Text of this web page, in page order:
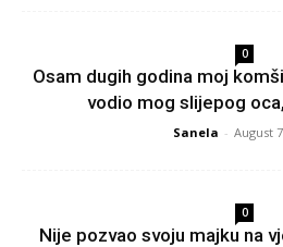
0
Osam dugih godina moj
vodio mog slijepog
Sanela - August
0
Nije pozvao svoju majku na